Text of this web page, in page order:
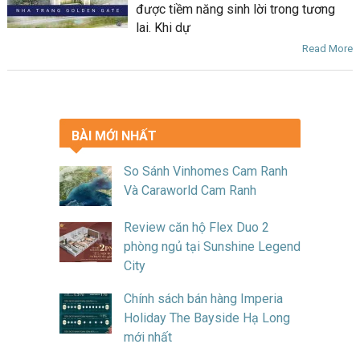
được tiềm năng sinh lời trong tương
lai. Khi dự
Read More
BÀI MỚI NHẤT
So Sánh Vinhomes Cam Ranh
Và Caraworld Cam Ranh
Review căn hộ Flex Duo 2
phòng ngủ tại Sunshine Legend
City
Chính sách bán hàng Imperia
Holiday The Bayside Hạ Long
mới nhất